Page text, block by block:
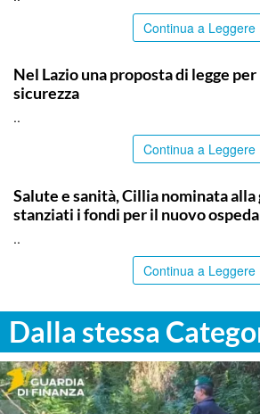
Continua a Leggere
Nel Lazio una proposta di legge
sicurezza
..
Continua a Leggere
Salute e sanità, Cillia nominata alla
stanziati i fondi per il nuovo
..
Continua a Leggere
Dalla stessa